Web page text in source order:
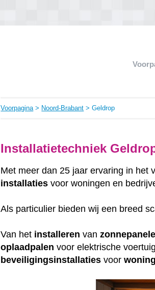
Voorpagina> Noord-Brabant > Geldrop
Installatietechniek
Met meer dan 25 jaar ervaring in het
installaties voor woningen en
Als particulier bieden wij een breed
Van het installeren van
oplaadpalen voor elektrische
beveiligingsinstallaties voor